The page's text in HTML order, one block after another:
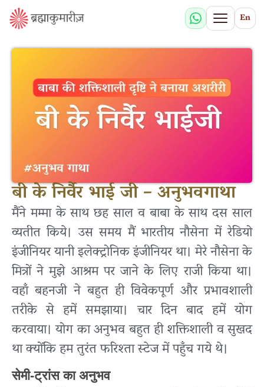
En
बी के निर्वैर भाई जी – अनुभवगाथा
मैंने मम्मा के साथ छह साल व बाबा के साथ दस साल
व्यतीत किये। उस समय मैं भारतीय नौसेना में रेडियो
इंजीनियर यानी इलेक्ट्रोनिक इंजीनियर था। मेरे नौसेना के
मित्रों ने मुझे आश्रम पर जाने के लिए राजी किया था।
वहाँ बहनजी ने बहुत ही विवेकपूर्ण और प्रभावशाली
तरीके से हमें समझाया। चार दिन बाद हमें योग
करवाया। योग का अनुभव बहुत ही शक्तिशाली व सुखद
था क्योंकि हम तुरंत फरिश्ता स्टेज में पहुँच गये थे।
सेमी-ट्रांस का अनुभव